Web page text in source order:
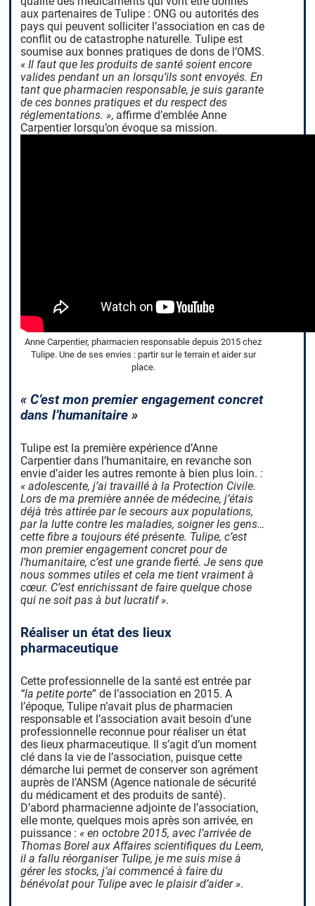
aux partenaires de Tulipe : ONG ou autorités des
pays qui peuvent solliciter l’association en cas de
conflit ou de catastrophe naturelle. Tulipe est
soumise aux bonnes pratiques de dons de l’OMS.
« Il faut que les produits de santé soient encore
valides pendant un an lorsqu’ils sont envoyés. En
tant que pharmacien responsable, je suis garante
de ces bonnes pratiques et du respect des
réglementations. », affirme d’emblée Anne
Carpentier lorsqu’on évoque sa mission.
Anne Carpentier, pharmacien responsable depuis 2015 chez
Tulipe. Une de ses envies : partir sur le terrain et aider sur
place.
« C’est mon premier engagement concret
dans l’humanitaire »
Tulipe est la première expérience d’Anne
Carpentier dans l’humanitaire, en revanche son
envie d’aider les autres remonte à bien plus loin.:
« adolescente, j’ai travaillé à la Protection Civile.
Lors de ma première année de médecine, j’étais
déjà très attirée par le secours aux populations,
par la lutte contre les maladies, soigner les gens…
cette fibre a toujours été présente. Tulipe, c’est
mon premier engagement concret pour de
l’humanitaire, c’est une grande fierté. Je sens que
nous sommes utiles et cela me tient vraiment à
cœur. C’est enrichissant de faire quelque chose
qui ne soit pas à but lucratif ».
Réaliser un état des lieux
pharmaceutique
Cette professionnelle de la santé est entrée par
“la petite porte” de l’association en 2015. A
l’époque, Tulipe n’avait plus de pharmacien
responsable et l’association avait besoin d’une
professionnelle reconnue pour réaliser un état
des lieux pharmaceutique. Il s’agit d’un moment
clé dans la vie de l’association, puisque cette
démarche lui permet de conserver son agrément
auprès de l’ANSM (Agence nationale de sécurité
du médicament et des produits de santé).
D’abord pharmacienne adjointe de l’association,
elle monte, quelques mois après son arrivée, en
puissance : « en octobre 2015, avec l’arrivée de
Thomas Borel aux Affaires scientifiques du Leem,
il a fallu réorganiser Tulipe, je me suis mise à
gérer les stocks, j’ai commencé à faire du
bénévolat pour Tulipe avec le plaisir d’aider ».